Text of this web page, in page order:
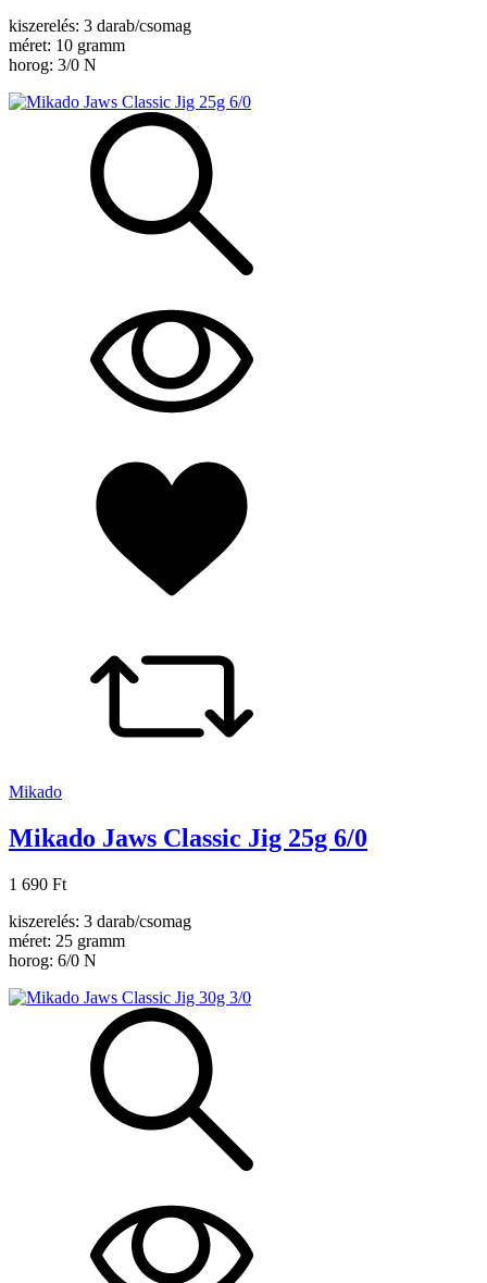
kiszerelés: 3 darab/csomag
méret: 10 gramm
horog: 3/0 N
Mikado
Mikado Jaws Classic Jig 25g 6/0
1 690 Ft
kiszerelés: 3 darab/csomag
méret: 25 gramm
horog: 6/0 N